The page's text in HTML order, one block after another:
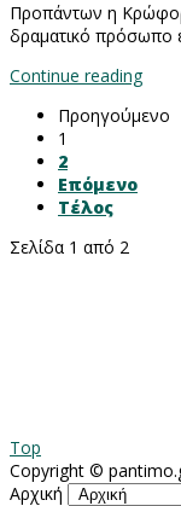
Προπάντων η
δραματικό πρόσωπο
Continue reading
Προηγούμενο
1
2
Επόμενο
Τέλος
Σελίδα 1 από 2
Top
Copyright ©
Αρχική